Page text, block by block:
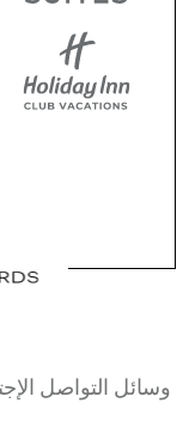
وسائل التواصل